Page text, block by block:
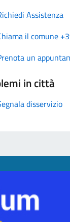
Assistenza
il comune
un
in città
disservizio